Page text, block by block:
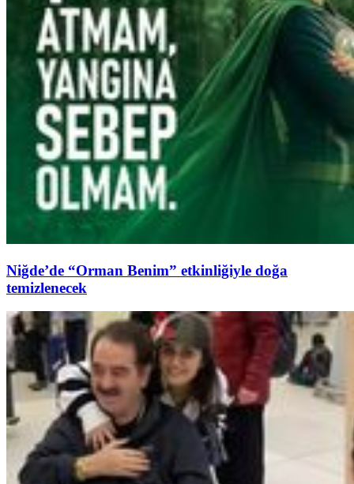
Niğde’de “Orman Benim” etkinliğiyle doğa
temizlenecek